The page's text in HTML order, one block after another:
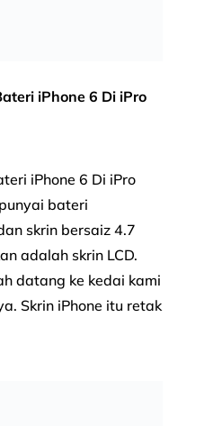
iPhone 6 Di iPro
iPhone 6 Di iPro
bateri
skrin bersaiz 4.7
adalah skrin LCD.
datang ke kedai kami
Skrin iPhone itu retak